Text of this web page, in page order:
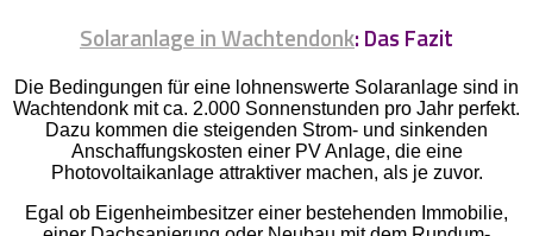
Solaranlage in Wachtendonk: Das Fazit
Die Bedingungen für eine lohnenswerte Solaranlage sind in
Wachtendonk mit ca. 2.000 Sonnenstunden pro Jahr perfekt.
Dazu kommen die steigenden Strom- und sinkenden
Anschaffungskosten einer PV Anlage, die eine
Photovoltaikanlage attraktiver machen, als je zuvor.
Egal ob Eigenheimbesitzer einer bestehenden Immobilie,